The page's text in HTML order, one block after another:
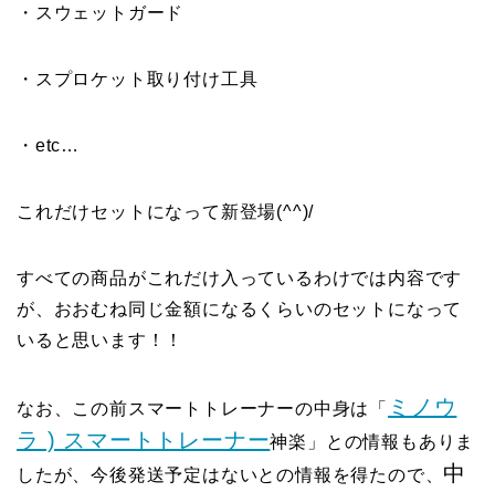
・スウェットガード
・スプロケット取り付け工具
・etc…
これだけセットになって新登場(^^)/
すべての商品がこれだけ入っているわけでは内容です
が、おおむね同じ金額になるくらいのセットになって
いると思います！！
なお、この前スマートトレーナーの中身は「
ミノウ
ラ ) スマートトレーナー神楽」との情報もありま
したが、今後発送予定はないとの情報を得たので、 中